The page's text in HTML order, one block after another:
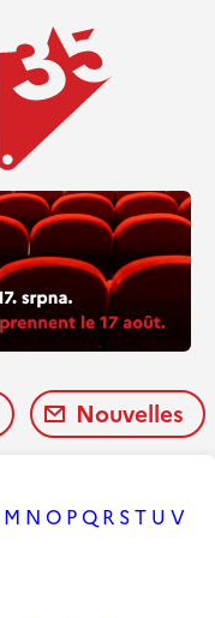
Nouvelles
M N O PQ R ST U V